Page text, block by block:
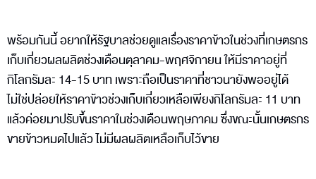
พร้อมกันนี้ อยากให้รัฐบาลช่วยดูแลเรื่องราคาข้าวในช่วงที่เกษตรกร
เก็บเกี่ยวผลผลิตช่วงเดือนตุลาคม-พฤศจิกายน ให้มีราคาอยู่ที่
กิโลกรัมละ 14-15 บาท เพราะถือเป็นราคาที่ชาวนายังพออยู่ได้
ไม่ใช่ปล่อยให้ราคาข้าวช่วงเก็บเกี่ยวเหลือเพียงกิโลกรัมละ 11 บาท
แล้วค่อยมาปรับขึ้นราคาในช่วงเดือนพฤษภาคม ซึ่งขณะนั้นเกษตรกร
ขายข้าวหมดไปแล้ว ไม่มีผลผลิตเหลือเก็บไว้ขาย